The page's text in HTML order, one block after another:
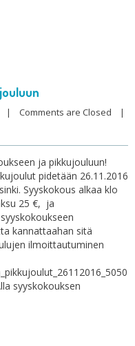
| Comments are Closed
|
ja pikkujouluun!
pidetään 26.11.2016
Syyskokous alkaa klo
25 €, ja
kannattaahan sitä
ilmoittautuminen
syyskokouksen